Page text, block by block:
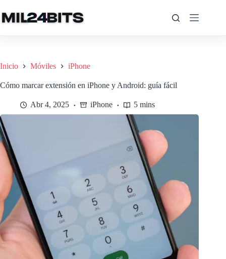
al
contenido
Inicio Móviles iPhone
Cómo marcar extensión en iPhone y Android: guía fácil
Abr 4, 2025 iPhone 5 mins